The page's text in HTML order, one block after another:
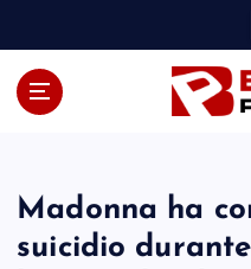
Madonna ha
suicidio